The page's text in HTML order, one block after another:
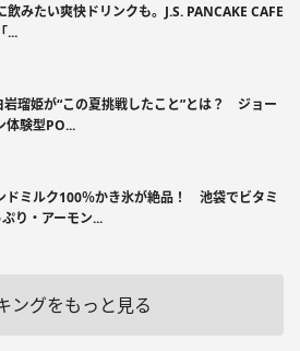
飲みたい爽快ドリンクも。J.S. PANCAKE CAFE
...
岩瑠姫が“この夏挑戦したこと”とは？ ジョー
体験型PO...
ドミルク100％かき氷が絶品！ 池袋でビタミ
り・アーモン...
ングをもっと見る